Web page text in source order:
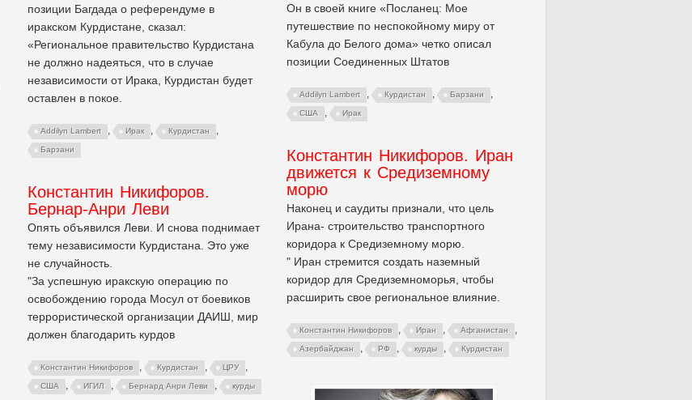
Он в своей книге «Посланец: Мое
путешествие по неспокойному миру от
Кабула до Белого дома» четко описал
позиции Соединенных Штатов
Addilyn Lambert , Курдистан , Барзани ,
США , Ирак
позиции Багдада о референдуме в
иракском Курдистане, сказал:
«Региональное правительство Курдистана
не должно надеяться, что в случае
независимости от Ирака, Курдистан будет
оставлен в покое.
Addilyn Lambert , Ирак , Курдистан ,
Барзани
Константин Никифоров. Иран
движется к Средиземному
морю
Наконец и саудиты признали, что цель
Ирана- строительство транспортного
коридора к Средиземному морю.
" Иран стремится создать наземный
коридор для Средиземноморья, чтобы
расширить свое региональное влияние.
Константин Никифоров , Иран , Афганистан ,
Азербайджан , РФ , курды , Курдистан
Константин Никифоров.
Бернар-Анри Леви
Опять объявился Леви. И снова поднимает
тему независимости Курдистана. Это уже
не случайность.
"За успешную иракскую операцию по
освобождению города Мосул от боевиков
террористической организации ДАИШ, мир
должен благодарить курдов
Константин Никифоров , Курдистан , ЦРУ ,
США , ИГИЛ , Бернард Анри Леви , курды